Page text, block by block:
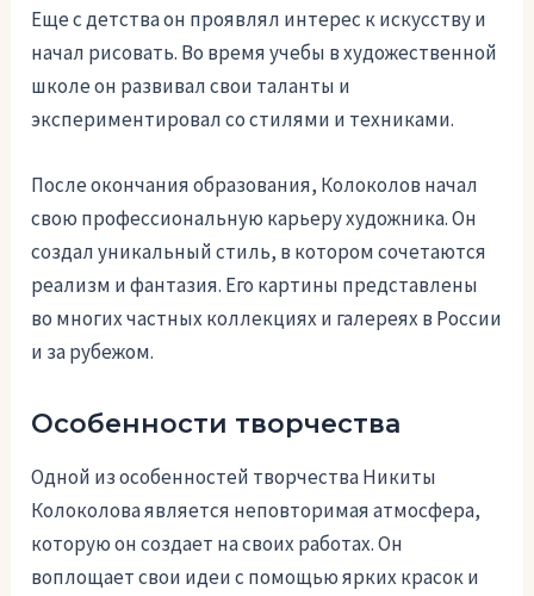
Еще с детства он проявлял интерес к искусству и
начал рисовать. Во время учебы в художественной
школе он развивал свои таланты и
экспериментировал со стилями и техниками.
После окончания образования, Колоколов начал
свою профессиональную карьеру художника. Он
создал уникальный стиль, в котором сочетаются
реализм и фантазия. Его картины представлены
во многих частных коллекциях и галереях в России
и за рубежом.
Особенности творчества
Одной из особенностей творчества Никиты
Колоколова является неповторимая атмосфера,
которую он создает на своих работах. Он
воплощает свои идеи с помощью ярких красок и